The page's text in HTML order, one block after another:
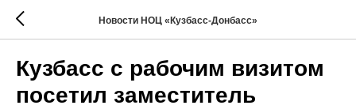
Новости НОЦ «Кузбасс-Донбасс»
Кузбасс с рабочим визитом
посетил заместитель